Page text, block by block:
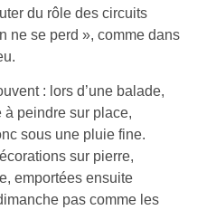
du rôle des circuits
ne se perd », comme dans
: lors d’une balade,
à peindre sur place,
sous une pluie fine.
sur pierre,
emportées ensuite
pas comme les